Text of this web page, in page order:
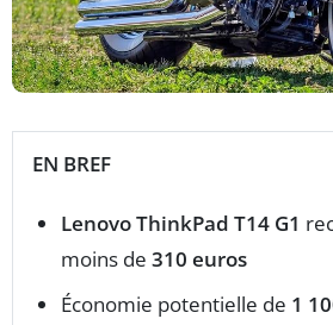
EN BREF
Lenovo ThinkPad T14 G1
moins de 310 euros
Économie potentielle de 1